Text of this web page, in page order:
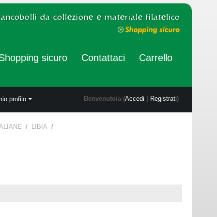
sicuro Contattaci Carrello
profilo Benvenuto/a (Accedi Registrati)
/ LIBIA /